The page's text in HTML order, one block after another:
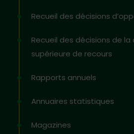
Recueil des décisions
Recueil des décisions de la
supérieure de recours
Rapports annuels
Annuaires statistiques
Magazines